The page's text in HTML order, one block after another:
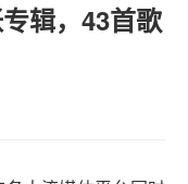
辑，43首歌